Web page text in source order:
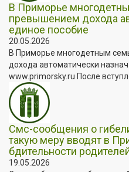
В Приморье
превышением дохода
единое пособие
20.05.2026
В Приморье многодетным
дохода автоматически
www.primorsky.ru После
Смс-сообщения о
такую меру вводят в
бдительности
19.05.2026